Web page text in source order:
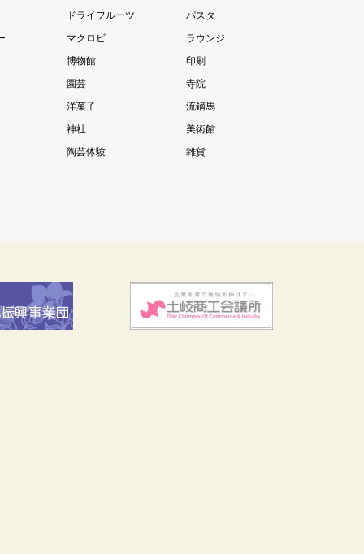
ドライフルーツ
パスタ
マクロビ
ラウンジ
博物館
印刷
園芸
寺院
洋菓子
流鏑馬
神社
美術館
陶芸体験
雑貨